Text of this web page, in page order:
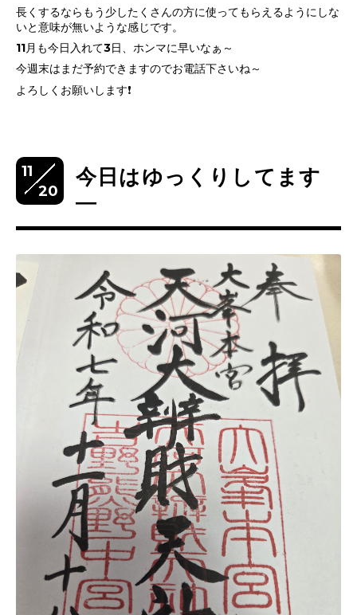
長くするならもう少したくさんの方に使ってもらえるようにしな
いと意味が無いような感じです。
11月も今日入れて3日、ホンマに早いなぁ～
今週末はまだ予約できますのでお電話下さいね～
よろしくお願いします❗
11
20
今日はゆっくりしてます
―